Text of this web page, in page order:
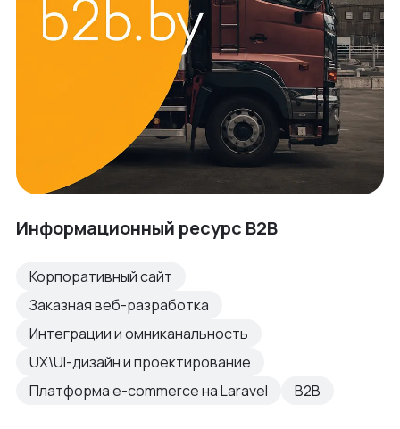
Информационный ресурс B2B
Корпоративный сайт
Заказная веб-разработка
Интеграции и омниканальность
UX\UI-дизайн и проектирование
Платформа e-commerce на Laravel
B2B